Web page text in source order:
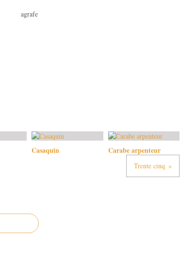
agrafe
Casaquin Carabe arpenteur
Trente cinq